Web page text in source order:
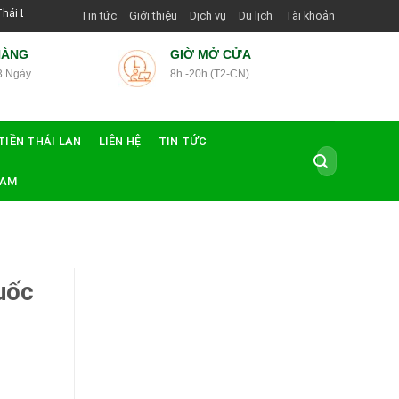
Hướng Dẫn Viên Shop | Với Giá Tốt Nhất
Tin tức Giới thiệu Dịch vụ Du lịch Tài khoản
Ngày
GIỜ MỞ CỬA
8h -20h (T2-CN)
THÁI LAN LIÊN HỆ TIN TỨC
Tìm
kiếm: